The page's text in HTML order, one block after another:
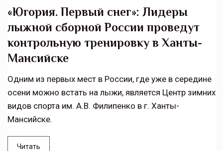
«Югория. Первый снег»: Лидеры
лыжной сборной России проведут
контрольную тренировку в Ханты-
Мансийске
Одним из первых мест в России, где уже в середине
осени можно встать на лыжи, является Центр зимних
видов спорта им. А.В. Филипенко в г. Ханты-
Мансийске.
Читать